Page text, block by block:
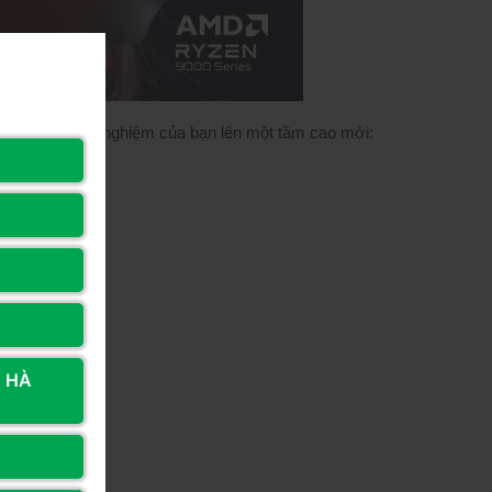
sẽ nâng trải nghiệm của bạn lên một tầm cao mới:
HÀ